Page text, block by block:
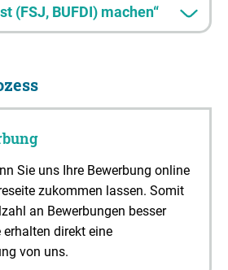
(FSJ, BUFDI) machen“
Sie uns Ihre Bewerbung online
zukommen lassen. Somit
an Bewerbungen besser
direkt eine
von uns.